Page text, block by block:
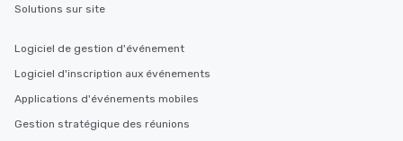
Solutions sur site
Logiciel de gestion d'événement
Logiciel d'inscription aux événements
Applications d'événements mobiles
Gestion stratégique des réunions